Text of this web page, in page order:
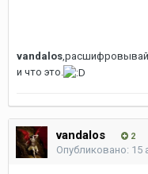
vandalos,расшифровывай
и что это.
vandalos 2
Опубликовано: 15